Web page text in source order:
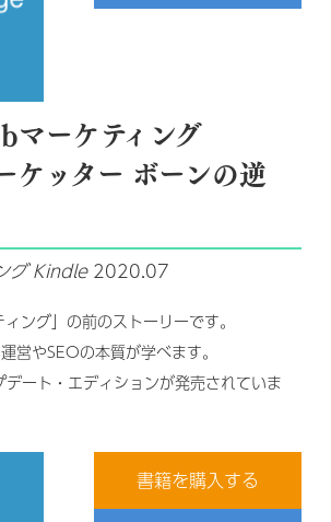
マーケティング
ッター ボーンの逆
グ Kindle 2020.07
ィング」の前のストーリーです｡
営やSEOの本質が学べます｡
ート・エディションが発売されていま
書籍を購入する